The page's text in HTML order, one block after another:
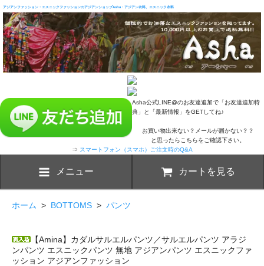
アジアンファッション・エスニックファッションのアジアンショップAsha・アジアン衣料、エスニック衣料
Asha公式LINE@のお友達追加で「お友達追加特
典」と「最新情報」をGETしてね♪
お買い物出来ない？メールが届かない？？
と思ったらこちらをご確認下さい。
⇒ スマートフォン（スマホ）ご注文時のQ&A
メニュー カートを見る
ホーム > BOTTOMS > パンツ
【Amina】カダルサルエルパンツ／サルエルパンツ アラジ
ンパンツ エスニックパンツ 無地 アジアンパンツ エスニックファ
ッション アジアンファッション